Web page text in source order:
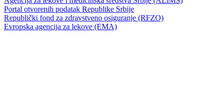
Portal otvorenih podatak Republike Srbije
Republički fond za zdravstveno osiguranje (RFZO)
Evropska agencija za lekove (EMA)